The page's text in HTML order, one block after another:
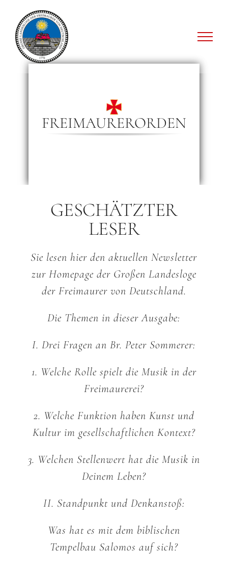
Inhalt
springen
FREIMAURERORDEN
GESCHÄTZTER
LESER
Sie lesen hier den aktuellen Newsletter
zur Homepage der Großen Landesloge
der Freimaurer von Deutschland.
Die Themen in dieser Ausgabe:
I. Drei Fragen an Br. Peter Sommerer:
1. Welche Rolle spielt die Musik in der
Freimaurerei?
2. Welche Funktion haben Kunst und
Kultur im gesellschaftlichen Kontext?
3. Welchen Stellenwert hat die Musik in
Deinem Leben?
II. Standpunkt und Denkanstoß:
Was hat es mit dem biblischen
Tempelbau Salomos auf sich?